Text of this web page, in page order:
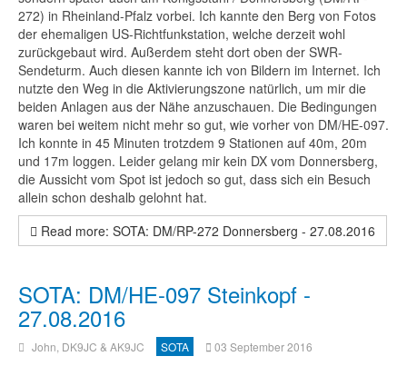
272) in Rheinland-Pfalz vorbei. Ich kannte den Berg von Fotos
der ehemaligen US-Richtfunkstation, welche derzeit wohl
zurückgebaut wird. Außerdem steht dort oben der SWR-
Sendeturm. Auch diesen kannte ich von Bildern im Internet. Ich
nutzte den Weg in die Aktivierungszone natürlich, um mir die
beiden Anlagen aus der Nähe anzuschauen. Die Bedingungen
waren bei weitem nicht mehr so gut, wie vorher von DM/HE-097.
Ich konnte in 45 Minuten trotzdem 9 Stationen auf 40m, 20m
und 17m loggen. Leider gelang mir kein DX vom Donnersberg,
die Aussicht vom Spot ist jedoch so gut, dass sich ein Besuch
allein schon deshalb gelohnt hat.
Read more: SOTA: DM/RP-272 Donnersberg - 27.08.2016
SOTA: DM/HE-097 Steinkopf -
27.08.2016
John, DK9JC & AK9JC SOTA 03 September 2016